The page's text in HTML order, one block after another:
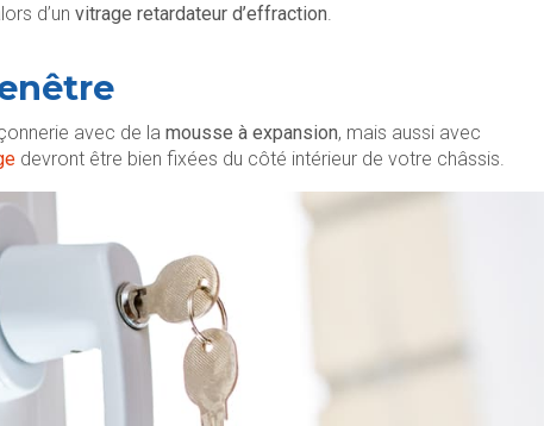
d’un vitrage retardateur d’effraction.
avec de la mousse à expansion, mais aussi avec
devront être bien fixées du côté intérieur de votre châssis.